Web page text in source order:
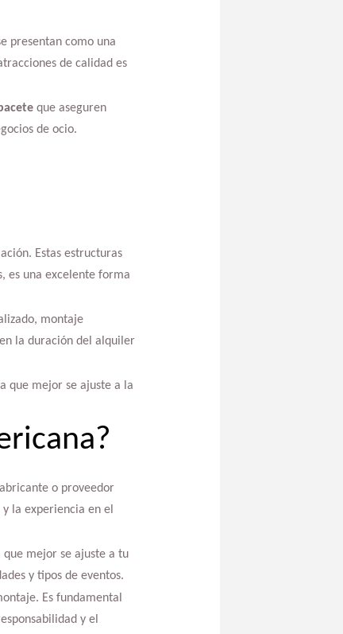
presentan como una
de calidad es
que aseguren
de ocio.
Estas estructuras
es una excelente forma
montaje
la duración del alquiler
que mejor se ajuste a la
o proveedor
la experiencia en el
mejor se ajuste a tu
y tipos de eventos.
Es fundamental
y el